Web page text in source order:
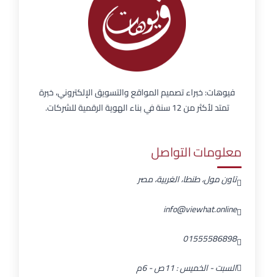
فيوهات: خبراء تصميم المواقع والتسويق الإلكتروني، خبرة
تمتد لأكثر من 12 سنة في بناء الهوية الرقمية للشركات.
معلومات التواصل
تاون مول، طنطا، الغربية، مصر
info@viewhat.online
01555586898
السبت - الخميس : 11ص - 6م